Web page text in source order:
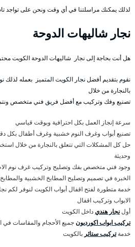
لذلك يمكنك مراسلتنا في أي وقت ونحن على تواجد تام وخلال 24
نجار شاليهات الدوحة
هل أنت بحاجة إلى نجار شاليهات الدوحة الكويت
نقوم بتقديم أفضل نجار الكويت المتميز بعمله
بالنجارة من خلال
تصنيع وفك وتركيب مع أفضل فريق فني متخصص
سرعة إنجاز العمل بكل احترافية وبوقت قياسي
تصنيع أبواب وغرف النوم خشبية وغرف أطفال بكل
حل كل المشكلات التي تتعلق بالنجارة من خلال
وحديثة
وجود فني متخصص بفك وتصليح وتركيب غرف نوم
الخبرة في تصميم وتصليح المطابخ الخشبية والمطابخ
خدمة متطورة لفتح اقفال أبواب الكويت لنوفر لكم
الابواب وتركيب اقفال
أولنجار هنديداخل الكويت
تركيب ابواب اكورديونجميع الأحجام والمقاسات في
خدمةتركيب ستائر بالكويت